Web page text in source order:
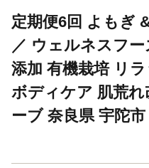
定期便6回 よもぎ
／ ウェルネスフ
添加 有機栽培 リ
ボディケア 肌荒れ
ーブ 奈良県 宇陀市